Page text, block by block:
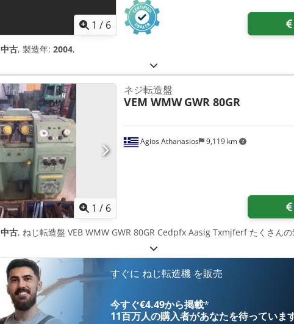
1 / 6
中古, 製造年: 2004,
1 / 6
Agios Athanasios 9,119 km
ネジ転造盤
VEM WMW GWR 80GR
中古, ねじ転造盤 VEB WMW GWR 80GR Cedpfx Aasig Txmjferf たくさんの
すぐに ねじ転造機 を販売
今すぐ€4.49から掲載*
11百万人の購入者があなたを待っていま